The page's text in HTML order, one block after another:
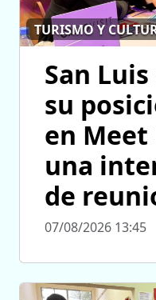
TURISMO Y
San
su
en Meet
una
de
07/08/2026 13:45